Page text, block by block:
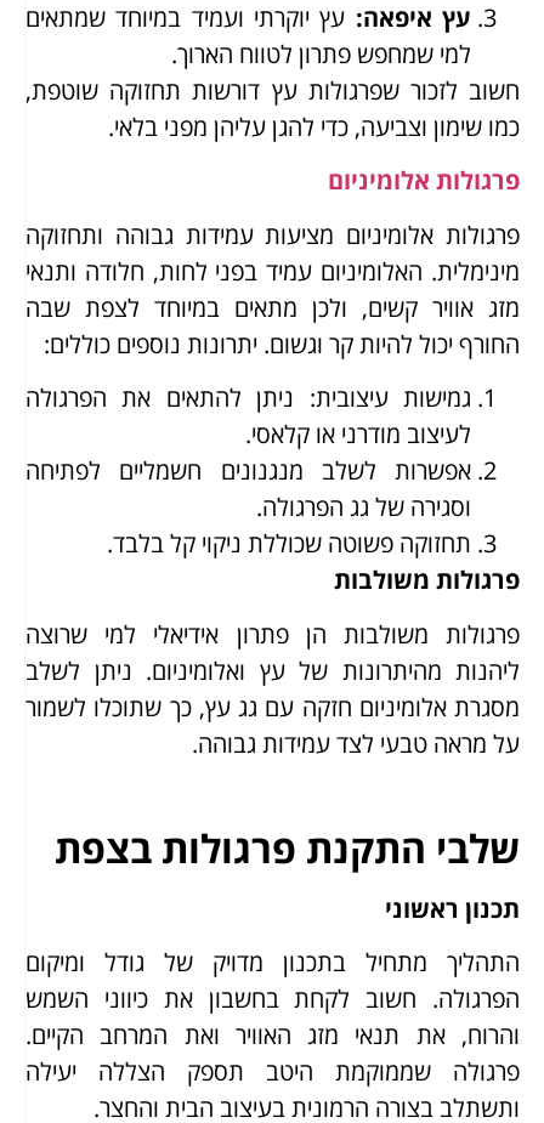
עץ איפאה: עץ יוקרתי ועמיד במיוחד שמתאים
למי שמחפש פתרון לטווח הארוך.
חשוב לזכור שפרגולות עץ דורשות תחזוקה שוטפת,
כמו שימון וצביעה, כדי להגן עליהן מפני בלאי.
פרגולות אלומיניום
פרגולות אלומיניום מציעות עמידות גבוהה ותחזוקה
מינימלית. האלומיניום עמיד בפני לחות, חלודה ותנאי
מזג אוויר קשים, ולכן מתאים במיוחד לצפת שבה
החורף יכול להיות קר וגשום. יתרונות נוספים כוללים:
גמישות עיצובית: ניתן להתאים את הפרגולה
לעיצוב מודרני או קלאסי.
אפשרות לשלב מנגנונים חשמליים לפתיחה
וסגירה של גג הפרגולה.
תחזוקה פשוטה שכוללת ניקוי קל בלבד.
פרגולות משולבות
פרגולות משולבות הן פתרון אידיאלי למי שרוצה
ליהנות מהיתרונות של עץ ואלומיניום. ניתן לשלב
מסגרת אלומיניום חזקה עם גג עץ, כך שתוכלו לשמור
על מראה טבעי לצד עמידות גבוהה.
שלבי התקנת פרגולות בצפת
תכנון ראשוני
התהליך מתחיל בתכנון מדויק של גודל ומיקום
הפרגולה. חשוב לקחת בחשבון את כיווני השמש
והרוח, את תנאי מזג האוויר ואת המרחב הקיים.
פרגולה שממוקמת היטב תספק הצללה יעילה
ותשתלב בצורה הרמונית בעיצוב הבית והחצר.